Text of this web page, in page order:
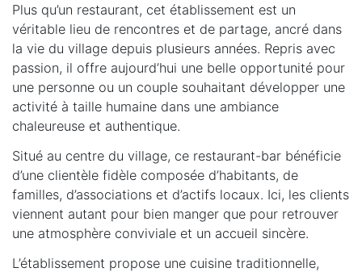
Plus qu’un restaurant, cet établissement est un
véritable lieu de rencontres et de partage, ancré dans
la vie du village depuis plusieurs années. Repris avec
passion, il offre aujourd’hui une belle opportunité pour
une personne ou un couple souhaitant développer une
activité à taille humaine dans une ambiance
chaleureuse et authentique.
Situé au centre du village, ce restaurant-bar bénéficie
d’une clientèle fidèle composée d’habitants, de
familles, d’associations et d’actifs locaux. Ici, les clients
viennent autant pour bien manger que pour retrouver
une atmosphère conviviale et un accueil sincère.
L’établissement propose une cuisine traditionnelle,